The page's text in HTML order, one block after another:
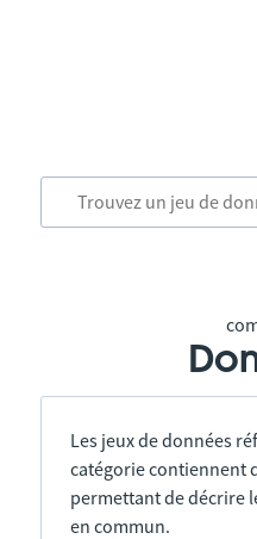
Les jeux de données
catégorie contiennent
permettant de décrire
en commun.